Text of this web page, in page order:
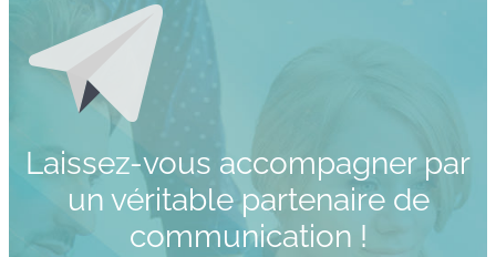
Laissez-vous accompagner par
un véritable partenaire de
communication !